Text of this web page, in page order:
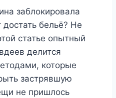
заблокировала
бельё? Не
статье опытный
делится
которые
застрявшую
не пришлось